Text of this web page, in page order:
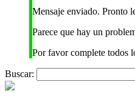
Mensaje enviado. Pronto
Parece que hay un
Por favor complete todos
Buscar: